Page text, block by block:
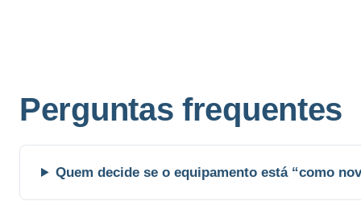
Perguntas frequentes
Quem decide se o equipamento está “como